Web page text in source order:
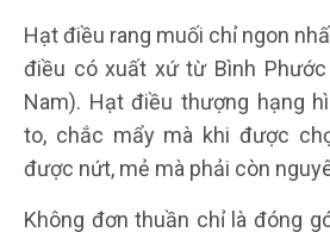
Hạt điều rang muối chỉ ngon
điều có xuất xứ từ Bình
Nam). Hạt điều thượng hạng
to, chắc mẩy mà khi được
được nứt, mẻ mà phải còn
Không đơn thuần chỉ là đóng